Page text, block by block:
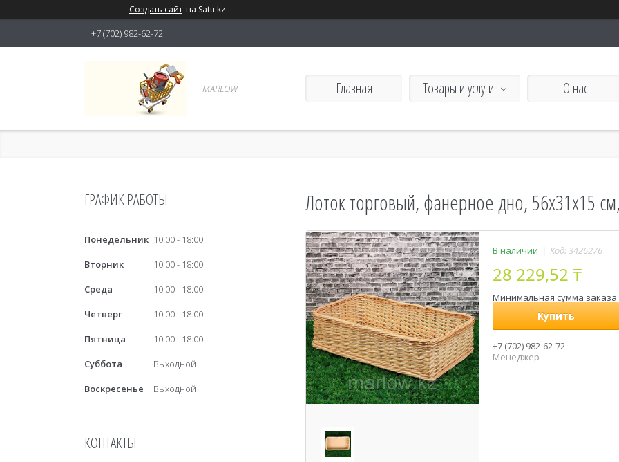
Создать сайт на Satu.kz
+7 (702) 982-62-72
MARLOW Главная Товары и услуги О нас
Лоток торговый, фанерное дно, 56х31х15
В наличии Код:3426276
28 229,52 ₸
Минимальная сумма заказа
Купить
+7 (702) 982-62-72
Менеджер
ГРАФИК РАБОТЫ
Понедельник 10:00
18:00
Вторник
10:00
18:00
Среда
10:00
18:00
Четверг
10:00
18:00
Пятница
10:00
18:00
Суббота
Выходной
Воскресенье
Выходной
КОНТАКТЫ